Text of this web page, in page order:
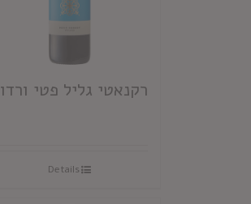
רקנאטי גליל פטי ורדו
Details